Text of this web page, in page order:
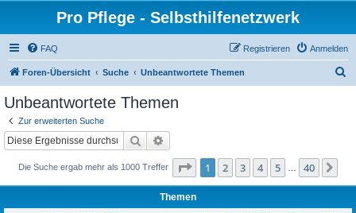
Pro Pflege - Selbsthilfenetzwerk
FAQ Anmelden
Registrieren
Foren-Übersicht Suche Unbeantwortete Themen
Unbeantwortete Themen
Zur erweiterten Suche
Suche
Die Suche ergab mehr als 1000 Treffer Seite 1von 40
1 2 3 4 5 40
Themen